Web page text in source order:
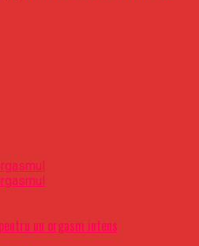
un orgasm intens